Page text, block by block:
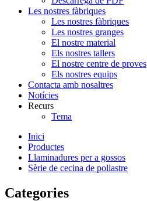
Les nostres fàbriques
Les nostres fàbriques
Les nostres granges
El nostre material
Els nostres tallers
El nostre centre de proves
Els nostres equips
Contacta amb nosaltres
Notícies
Recurs
Tema
Inici
Productes
Llaminadures per a gossos
Sèrie de cecina de pollastre
Categories